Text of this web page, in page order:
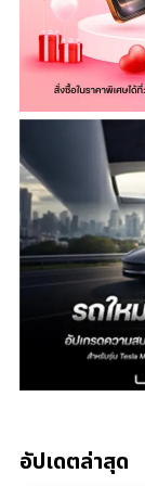
อัปเดตล่าสุด